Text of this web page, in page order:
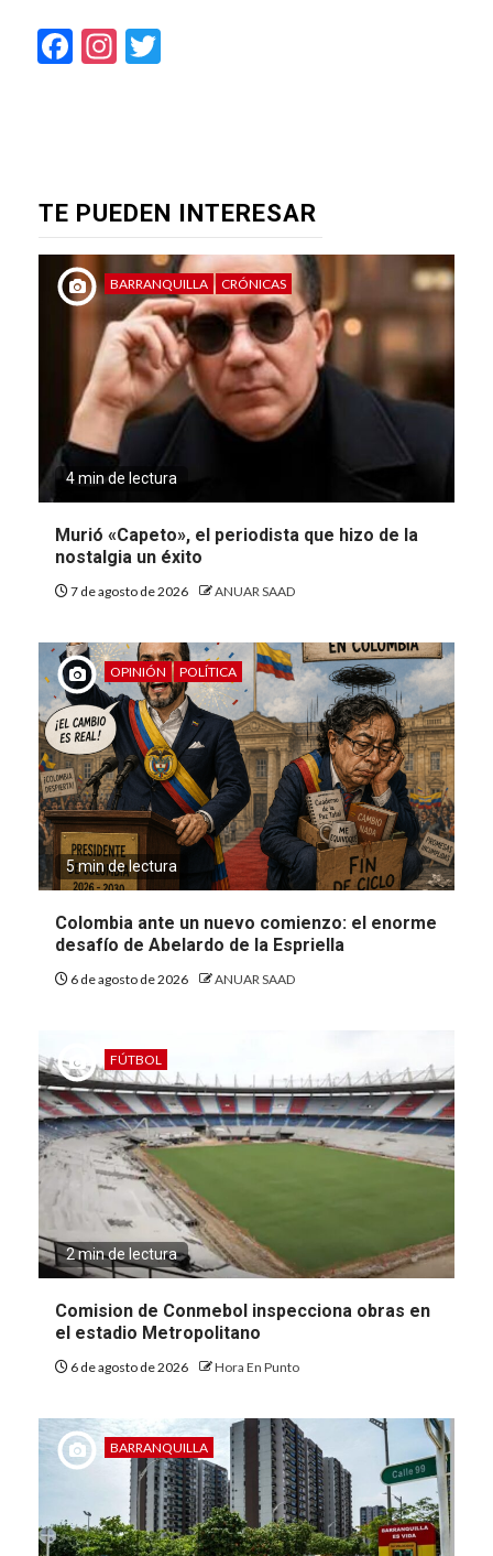
Facebook
Instagram
TE PUEDEN INTERESAR
BARRANQUILLA CRÓNICAS
4 min de lectura
Murió «Capeto», el periodista que hizo de la
nostalgia un éxito
7 de agosto de 2026 ANUAR SAAD
OPINIÓN POLÍTICA
5 min de lectura
Colombia ante un nuevo comienzo: el enorme
desafío de Abelardo de la Espriella
6 de agosto de 2026 ANUAR SAAD
FÚTBOL
2 min de lectura
Comision de Conmebol inspecciona obras en
el estadio Metropolitano
6 de agosto de 2026 Hora En Punto
BARRANQUILLA